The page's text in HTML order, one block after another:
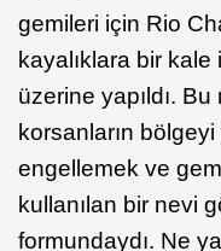
gemileri için Rio
kayalıklara bir
üzerine yapıldı.
korsanların bölgeyi
engellemek ve
kullanılan bir nevi
formundaydı. Ne